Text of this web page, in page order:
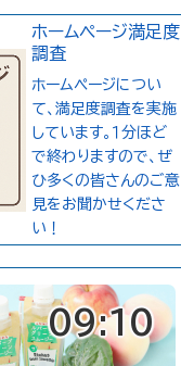
ホームページ満足度
調査
ホームページについ
て、満足度調査を実施
しています。１分ほど
で終わりますので、ぜ
ひ多くの皆さんのご意
見をお聞かせくださ
い！
09:10